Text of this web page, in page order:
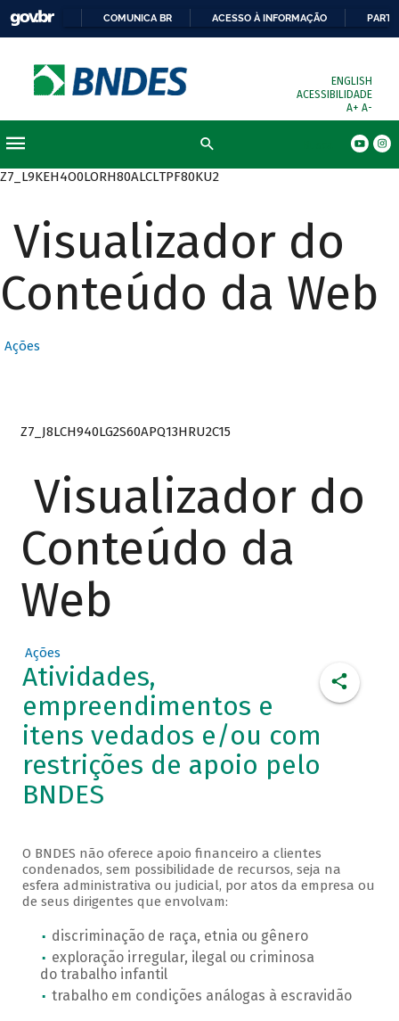
COMUNICA BR ACESSO À INFORMAÇÃO
ENGLISH
ACESSIBILIDADE
A+ A-
Z7_L9KEH4O0LORH80ALCLTPF80KU2
Visualizador do
Conteúdo da Web
Ações
Z7_J8LCH940LG2S60APQ13HRU2C15
Visualizador do
Conteúdo da
Web
Ações
Atividades,
empreendimentos e
itens vedados e/ou com
restrições de apoio pelo
BNDES
O BNDES não oferece apoio financeiro a clientes
condenados, sem possibilidade de recursos, seja na
esfera administrativa ou judicial, por atos da empresa ou
de seus dirigentes que envolvam:
discriminação de raça, etnia ou gênero
exploração irregular, ilegal ou criminosa
do trabalho infantil
trabalho em condições análogas à escravidão